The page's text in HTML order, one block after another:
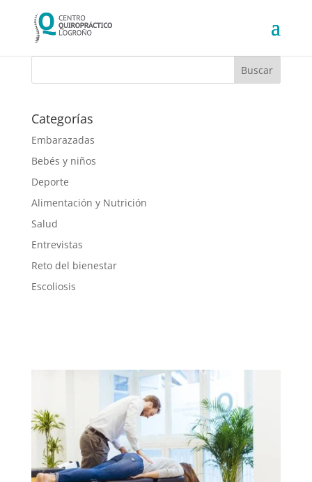
Categorías
Embarazadas
Bebés y niños
Deporte
Alimentación y Nutrición
Salud
Entrevistas
Reto del bienestar
Escoliosis